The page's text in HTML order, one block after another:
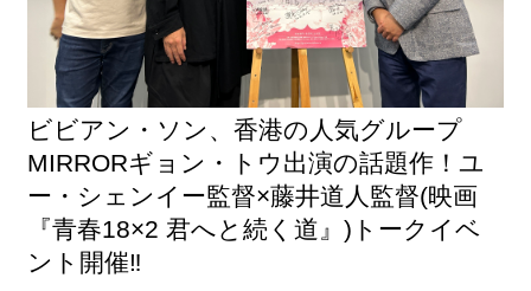
過
去
台
ビビアン・ソン、香港の人気グループ
MIRRORギョン・トウ出演の話題作！ユ
ー・シェンイー監督×藤井道人監督(映画
『青春18×2 君へと続く道』)トークイベ
ント開催‼